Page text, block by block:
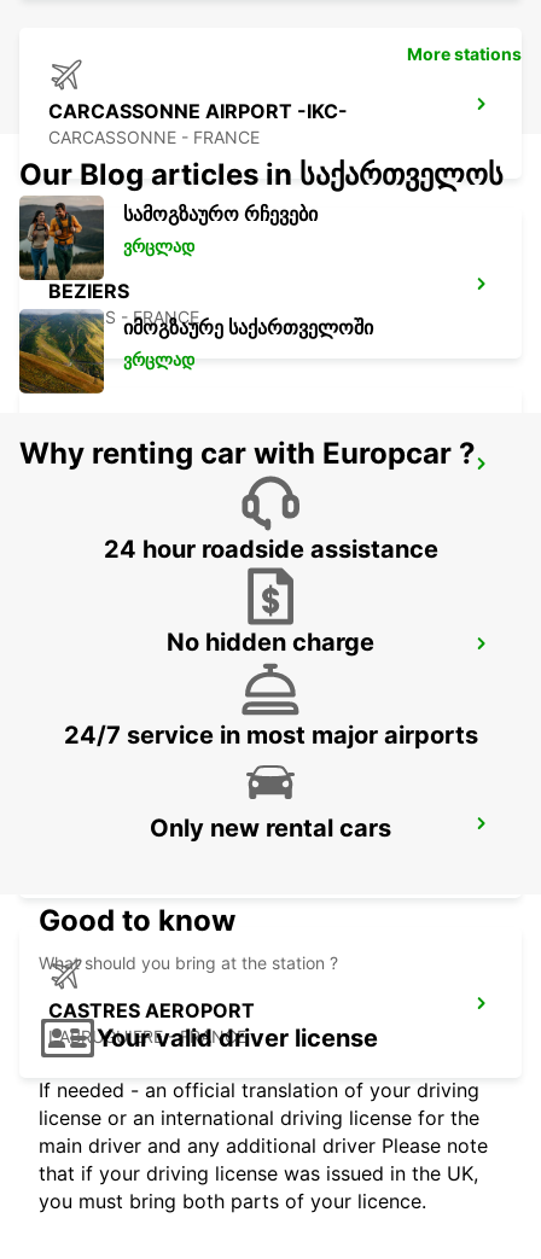
CARCASSONNE AIRPORT -IKC-
CARCASSONNE - FRANCE
BEZIERS
BEZIERS - FRANCE
BEZIERS AIRPORT
PORTIRAGNES - FRANCE
GERONA RENFE
GERONA AIRPORT
CASTRES AEROPORT
LABRUGUIERE - FRANCE
More stations
Our Blog articles in საქართველოს
სამოგზაურო რჩევები
ვრცლად
იმოგზაურე საქართველოში
ვრცლად
Why renting car with Europcar ?
24 hour roadside assistance
No hidden charge
24/7 service in most major airports
Only new rental cars
Good to know
What should you bring at the station ?
Your valid driver license
If needed - an official translation of your driving
license or an international driving license for the
main driver and any additional driver Please note
that if your driving license was issued in the UK,
you must bring both parts of your licence.